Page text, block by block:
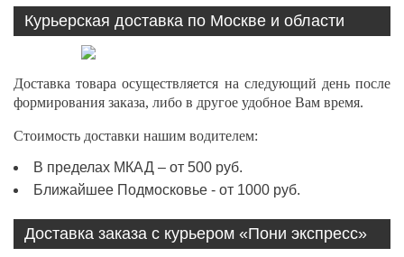
Курьерская доставка по Москве и области
Доставка товара осуществляется на следующий день после
формирования заказа, либо в другое удобное Вам время.
Стоимость доставки нашим водителем:
В пределах МКАД – от 500 руб.
Ближайшее Подмосковье - от 1000 руб.
Доставка заказа с курьером «Пони экспресс»